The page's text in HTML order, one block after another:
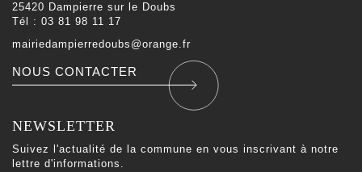
25420 Dampierre sur le Doubs
Tél : 03 81 98 11 17
mairiedampierredoubs@orange.fr
NOUS CONTACTER
NEWSLETTER
Suivez l'actualité de la commune en vous inscrivant à notre
lettre d'informations.